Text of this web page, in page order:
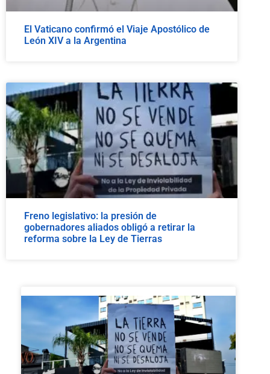
El Vaticano confirmó el Viaje Apostólico de
León XIV a la Argentina
Freno legislativo: la presión de
gobernadores aliados obligó a retirar la
reforma sobre la Ley de Tierras